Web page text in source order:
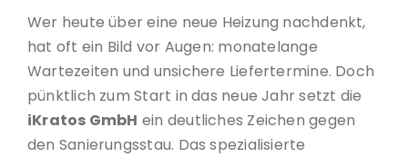
Wer heute über eine neue Heizung nachdenkt,
hat oft ein Bild vor Augen: monatelange
Wartezeiten und unsichere Liefertermine. Doch
pünktlich zum Start in das neue Jahr setzt die
iKratos GmbH ein deutliches Zeichen gegen
den Sanierungsstau. Das spezialisierte